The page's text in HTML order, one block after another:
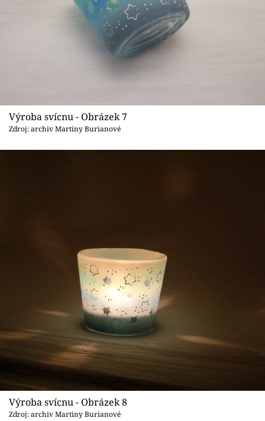
Výroba svícnu - Obrázek 7
Zdroj: archiv Martiny Burianové
Výroba svícnu - Obrázek 8
Zdroj: archiv Martiny Burianové